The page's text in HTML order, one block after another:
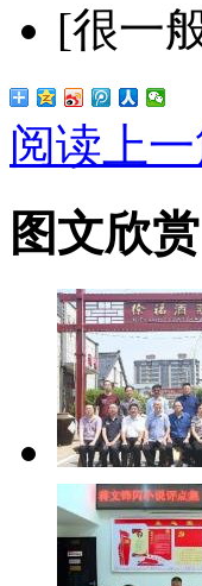
[很一
阅读上
图文欣赏